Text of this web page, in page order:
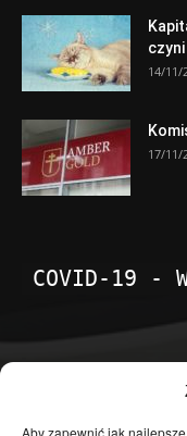
Aby zapewnić jak
14/11/
17/11/
COVID-19 -
Temat dnia